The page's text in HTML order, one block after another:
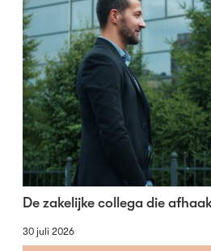
De zakelijke collega die
30 juli 2026